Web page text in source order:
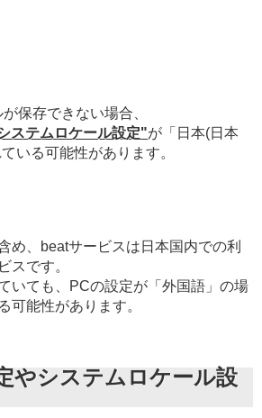
保存できない場合、
ステムロケール設定"が「日本(日本
いる可能性があります。
め、beatサービスは日本国内での利
スです。
いても、PCの設定が「外国語」の場
可能性があります。
やシステムロケール設